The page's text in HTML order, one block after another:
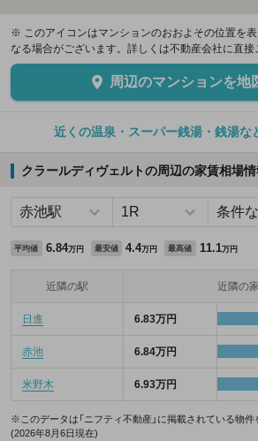
※ このアイコンはマンションのおおよその位置を
なる場合がございます。詳しくは不動産会社に直接
周辺のマンションを地
近くの温泉・スーパー銭湯・銭湯な
クラールディヴェルトの周辺の家賃相場情
平均値 6.84万円 最安値 4.4万円 最高値 11.1万円
近隣の駅 近隣の
日進 6.83万円
赤池 6.84万円
米野木 6.93万円
※このデータは「ニフティ不動産」に掲載されている物件
(2026年8月6日現在)